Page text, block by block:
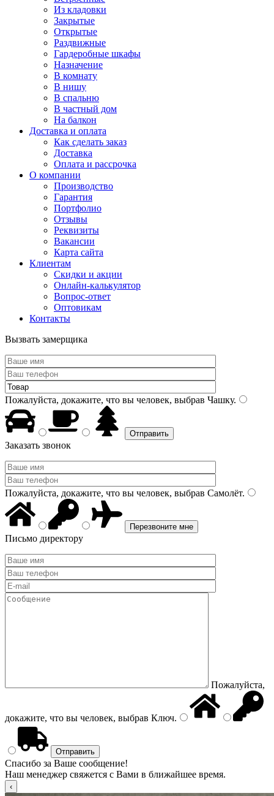
Из кладовки
Закрытые
Открытые
Раздвижные
Гардеробные шкафы
Назначение
В комнату
В нишу
В спальню
В частный дом
На балкон
Доставка и оплата
Как сделать заказ
Доставка
Оплата и рассрочка
О компании
Производство
Гарантия
Портфолио
Отзывы
Реквизиты
Вакансии
Карта сайта
Клиентам
Скидки и акции
Онлайн-калькулятор
Вопрос-ответ
Оптовикам
Контакты
Вызвать замерщика
Пожалуйста, докажите, что вы человек, выбрав Чашку.
Заказать звонок
Пожалуйста, докажите, что вы человек, выбрав Самолёт.
Письмо директору
Пожалуйста,
докажите, что вы человек, выбрав Ключ.
Спасибо за Ваше сообщение!
Наш менеджер свяжется с Вами в ближайшее время.